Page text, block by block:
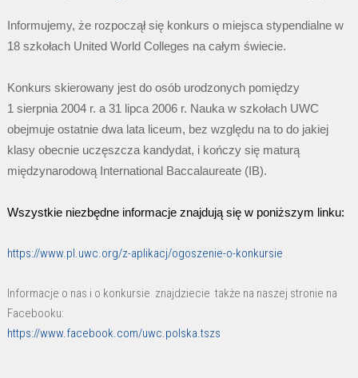
stypendium
Towarzystwa
Zjednoczonego
Świata
Informujemy, że rozpoczął się konkurs o miejsca stypendialne w
18 szkołach United World Colleges na całym świecie.
Konkurs skierowany jest do osób urodzonych pomiędzy
1 sierpnia 2004 r. a 31 lipca 2006 r. Nauka w szkołach UWC
obejmuje ostatnie dwa lata liceum, bez względu na to do jakiej
klasy obecnie uczęszcza kandydat, i kończy się maturą
międzynarodową International Baccalaureate (IB).
Wszystkie niezbędne informacje znajdują się w poniższym linku:
https://www.pl.uwc.org/z-aplikacj/ogoszenie-o-konkursie
Informacje o nas i o konkursie znajdziecie także na naszej stronie na
Facebooku:
https://www.facebook.com/uwc.polska.tszs